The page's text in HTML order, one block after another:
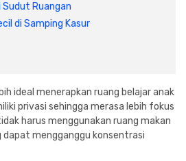
Sudut Ruangan
di Samping Kasur
ideal menerapkan ruang belajar anak
privasi sehingga merasa lebih fokus
harus menggunakan ruang makan
dapat mengganggu konsentrasi